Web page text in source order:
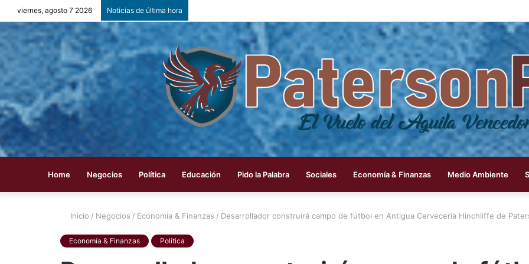
viernes, agosto 7 2026 Noticias de última hora
Home Negocios Política Educación Pido la Palabra Sociales Economía & Finanzas Medio Ambiente
Inicio / Negocios / Economía & Finanzas / Desarrollador construirá campo de fútbol en Antigua Cervecería Hinchliffe de
Economía & Finanzas Política